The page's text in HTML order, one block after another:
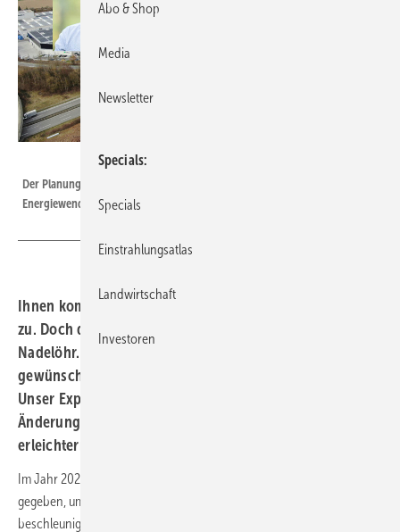
Der Planung von Solarparks muss beschleunigt werden, solle die
Energiewende vorankommen.
Ihnen kommt bei der Energiewende eine Schlüsselrolle
zu. Doch das öffentliche Baurecht erweist sich als
Nadelöhr. Es entscheidet, ob eine Anlage am
gewünschten Standort überhaupt gebaut werden darf.
Unser Experte Dr. Thomas Binder erläutert, welche
Änderungen im Baugesetzbuch die Genehmigungen
erleichtern könnten.
Im Jahr 2023 hat es verschiedene Änderungen im Baugesetzbuch
gegeben, um den Ausbau der Solarparks zu vereinfachen und zu
beschleunigen. Zentrale Norm für die Frage, wie das
Abo & Shop
Media
Newsletter
Specials
Specials
Einstrahlungsatlas
Landwirtschaft
Investoren